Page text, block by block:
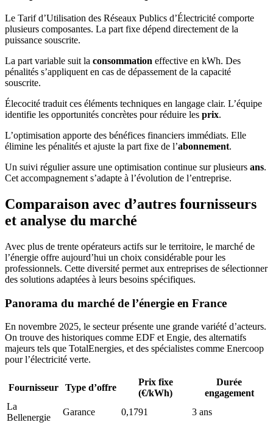
Le Tarif d’Utilisation des Réseaux Publics d’Électricité comporte
plusieurs composantes. La part fixe dépend directement de la
puissance souscrite.
La part variable suit la consommation effective en kWh. Des
pénalités s’appliquent en cas de dépassement de la capacité
souscrite.
Élecocité traduit ces éléments techniques en langage clair. L’équipe
identifie les opportunités concrètes pour réduire les prix.
L’optimisation apporte des bénéfices financiers immédiats. Elle
élimine les pénalités et ajuste la part fixe de l’abonnement.
Un suivi régulier assure une optimisation continue sur plusieurs ans.
Cet accompagnement s’adapte à l’évolution de l’entreprise.
Comparaison avec d’autres fournisseurs
et analyse du marché
Avec plus de trente opérateurs actifs sur le territoire, le marché de
l’énergie offre aujourd’hui un choix considérable pour les
professionnels. Cette diversité permet aux entreprises de sélectionner
des solutions adaptées à leurs besoins spécifiques.
Panorama du marché de l’énergie en France
En novembre 2025, le secteur présente une grande variété d’acteurs.
On trouve des historiques comme EDF et Engie, des alternatifs
majeurs tels que TotalEnergies, et des spécialistes comme Enercoop
pour l’électricité verte.
Fournisseur Type d’offre
Prix fixe
(€/kWh)
Durée
engagement
La
Bellenergie
Garance 0,1791 3 ans